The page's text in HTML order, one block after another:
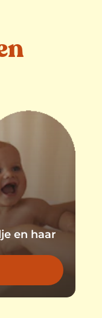
en haar
more about